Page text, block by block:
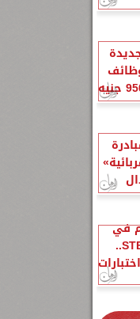
جديدة
في
مدارس STEM 2026..